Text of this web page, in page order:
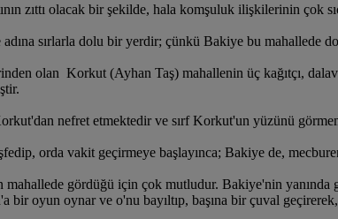
zıttı olacak bir şekilde, hala komşuluk ilişkilerinin
sırlarla dolu bir yerdir; çünkü Bakiye bu mahallede
olan Korkut (Ayhan Taş) mahallenin üç kağıtçı,
nefret etmektedir ve sırf Korkut'un yüzünü
orda vakit geçirmeye başlayınca; Bakiye de,
gördüğü için çok mutludur. Bakiye'nin yanında
bir oyun oynar ve o'nu bayıltıp, başına bir çuval